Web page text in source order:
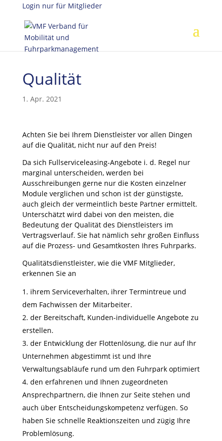
Login nur für Mitglieder
Qualität
1. Apr. 2021
Achten Sie bei Ihrem Dienstleister vor allen Dingen
auf die Qualität, nicht nur auf den Preis!
Da sich Fullserviceleasing-Angebote i. d. Regel nur
marginal unterscheiden, werden bei
Ausschreibungen gerne nur die Kosten einzelner
Module verglichen und schon ist der günstigste,
auch gleich der vermeintlich beste Partner ermittelt.
Unterschätzt wird dabei von den meisten, die
Bedeutung der Qualität des Dienstleisters im
Vertragsverlauf. Sie hat nämlich sehr großen Einfluss
auf die Prozess- und Gesamtkosten Ihres Fuhrparks.
Qualitätsdienstleister, wie die VMF Mitglieder,
erkennen Sie an
ihrem Serviceverhalten, ihrer Termintreue und
dem Fachwissen der Mitarbeiter.
der Bereitschaft, Kunden-individuelle Angebote zu
erstellen.
der Entwicklung der Flottenlösung, die nur auf Ihr
Unternehmen abgestimmt ist und Ihre
Verwaltungsabläufe rund um den Fuhrpark optimiert
den erfahrenen und Ihnen zugeordneten
Ansprechpartnern, die Ihnen zur Seite stehen und
auch über Entscheidungskompetenz verfügen. So
haben Sie schnelle Reaktionszeiten und zügig Ihre
Problemlösung.